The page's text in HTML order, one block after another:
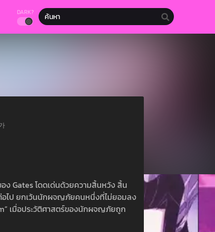
DARK?
ง Gates โดดเด่นด้วยความสิ้นหวัง สิ้น
ไป ยกเว้นนักผจญภัยคนหนึ่งที่ไม่ยอมลง
เมื่อประวัติศาสตร์ของนักผจญภัยถูก